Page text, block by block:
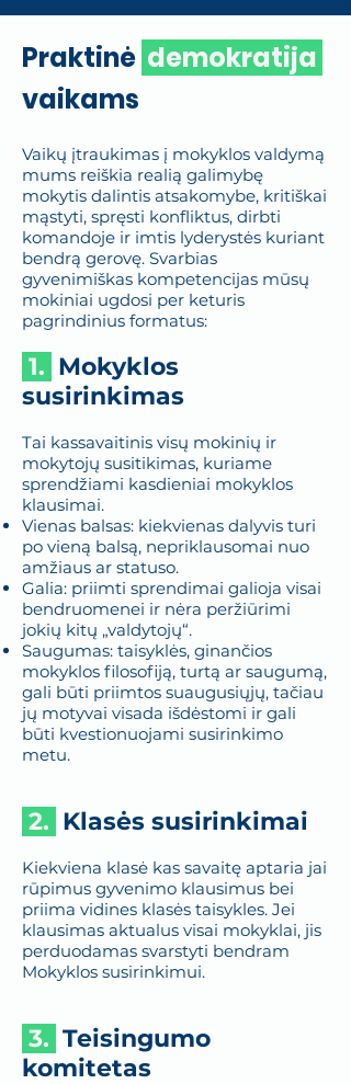
Praktinė demokratija
vaikams
Vaikų įtraukimas į mokyklos valdymą
mums reiškia realią galimybę
mokytis dalintis atsakomybe, kritiškai
mąstyti, spręsti konfliktus, dirbti
komandoje ir imtis lyderystės kuriant
bendrą gerovę. Svarbias
gyvenimiškas kompetencijas mūsų
mokiniai ugdosi per keturis
pagrindinius formatus:
1. Mokyklos
susirinkimas
Tai kassavaitinis visų mokinių ir
mokytojų susitikimas, kuriame
sprendžiami kasdieniai mokyklos
klausimai.
Vienas balsas: kiekvienas dalyvis turi
po vieną balsą, nepriklausomai nuo
amžiaus ar statuso.
Galia: priimti sprendimai galioja visai
bendruomenei ir nėra peržiūrimi
jokių kitų „valdytojų“.
Saugumas: taisyklės, ginančios
mokyklos filosofiją, turtą ar saugumą,
gali būti priimtos suaugusiųjų, tačiau
jų motyvai visada išdėstomi ir gali
būti kvestionuojami susirinkimo
metu.
2. Klasės susirinkimai
Kiekviena klasė kas savaitę aptaria jai
rūpimus gyvenimo klausimus bei
priima vidines klasės taisykles. Jei
klausimas aktualus visai mokyklai, jis
perduodamas svarstyti bendram
Mokyklos susirinkimui.
3. Teisingumo
komitetas